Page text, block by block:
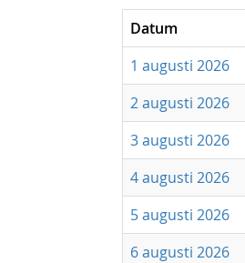
Datum
1 augusti 2026
2 augusti 2026
3 augusti 2026
4 augusti 2026
5 augusti 2026
6 augusti 2026